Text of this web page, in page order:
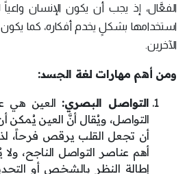
الفعَّال، إذ يجب أن يكون الإنسان
استخدامها بشكلٍ يخدم أفكاره، كما
الآخرين.
ومن أهم مهارات لغة الجسد:
التواصل البصري: العين هي
التواصل، ويُقال أنَّ العين يُمكن
أن تجعل القلب يرقص فرحاً،
أهم عناصر التواصل الناجح،
إطالة النظر بالشخص أو